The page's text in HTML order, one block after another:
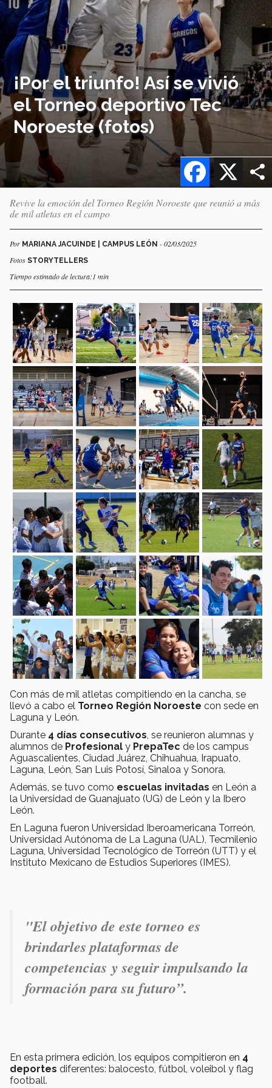
¡Por el triunfo! Así se vivió
el Torneo deportivo Tec
Noroeste (fotos)
X
Facebook
Revive la emoción del Torneo Región Noroeste que reunió a más
de mil atletas en el campo
Por MARIANA JACUINDE | CAMPUS LEÓN - 02/03/2025
Fotos STORYTELLERS
Tiempo estimado de lectura:1 min
Con más de mil atletas compitiendo en la cancha, se
llevó a cabo el Torneo Región Noroeste con sede en
Laguna y León.
Durante 4 días consecutivos , se reunieron alumnas y
alumnos de Profesional y PrepaTec de los campus
Aguascalientes, Ciudad Juárez, Chihuahua, Irapuato,
Laguna, León, San Luis Potosí, Sinaloa y Sonora.
Además, se tuvo como escuelas invitadas en León a
la Universidad de Guanajuato (UG) de León y la Ibero
León.
En Laguna fueron Universidad Iberoamericana Torreón,
Universidad Autónoma de La Laguna (UAL), Tecmilenio
Laguna, Universidad Tecnológico de Torreón (UTT) y el
Instituto Mexicano de Estudios Superiores (IMES).
"El objetivo de este torneo es
brindarles plataformas de
competencias y seguir impulsando la
formación para su futuro”.
En esta primera edición, los equipos compitieron en 4
deportes diferentes: balocesto, fútbol, voleibol y flag
football.